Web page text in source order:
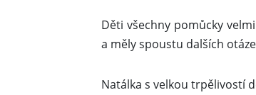
Děti všechny pomůcky
a měly spoustu dalších
Natálka s velkou trpělivostí